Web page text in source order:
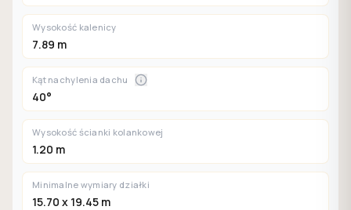
Wysokość kalenicy
7.89 m
Kąt nachylenia dachu
40°
Wysokość ścianki kolankowej
1.20 m
Minimalne wymiary działki
15.70 x 19.45 m